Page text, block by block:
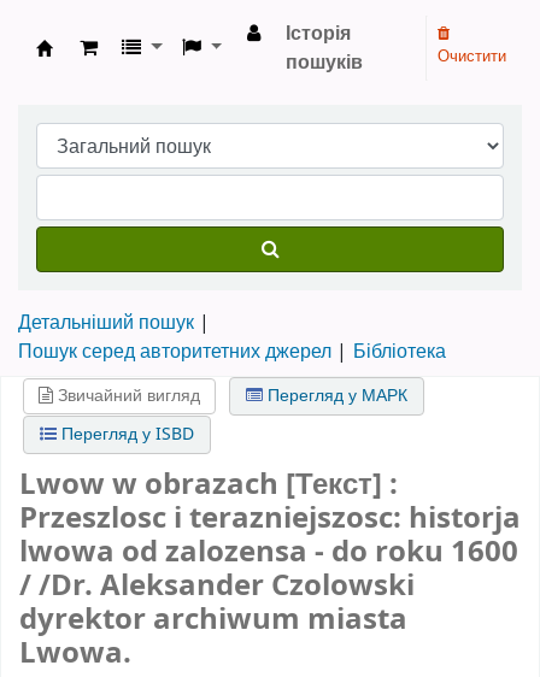
Бібліотека НТШ › Електронний каталог
Історія
пошуків
Очистити
Детальніший пошук
Пошук серед авторитетних джерел
Бібліотека
Звичайний вигляд
Перегляд у МАРК
Перегляд у ISBD
Lwow w obrazach [Текст] :
Przeszlosc i terazniejszosc: historja
lwowa od zalozensa - do roku 1600
/ /Dr. Aleksander Czolowski
dyrektor archiwum miasta
Lwowa.